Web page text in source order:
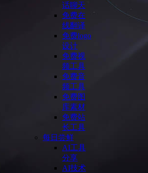
话聊天
免费在
线翻译
免费logo
设计
免费视
频工具
免费音
频工具
免费图
库素材
免费站
长工具
每日尝鲜
AI工具
分享
AI技术